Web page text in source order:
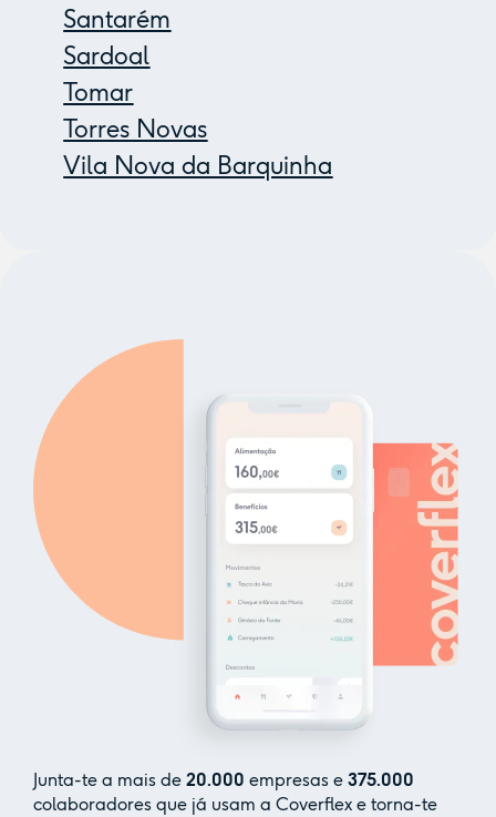
Santarém
Sardoal
Tomar
Torres Novas
Vila Nova da Barquinha
Junta-te a mais de 20.000 empresas e 375.000
colaboradores que já usam a Coverflex e torna-te